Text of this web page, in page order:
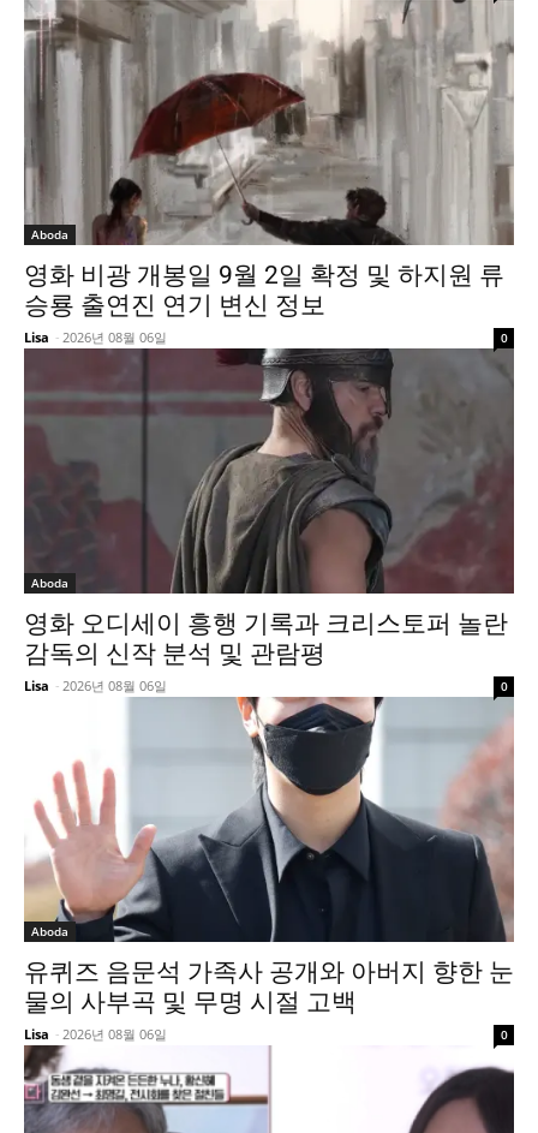
Aboda
영화 비광 개봉일 9월 2일 확정 및 하지원 류
승룡 출연진 연기 변신 정보
Lisa - 2026년 08월 06일 0
Aboda
영화 오디세이 흥행 기록과 크리스토퍼 놀란
감독의 신작 분석 및 관람평
Lisa - 2026년 08월 06일 0
Aboda
유퀴즈 음문석 가족사 공개와 아버지 향한 눈
물의 사부곡 및 무명 시절 고백
Lisa - 2026년 08월 06일 0